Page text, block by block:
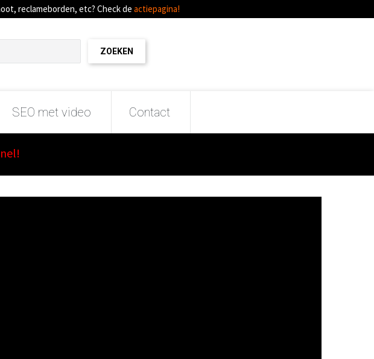
reclameborden, etc? Check de actiepagina!
SEO met video Contact